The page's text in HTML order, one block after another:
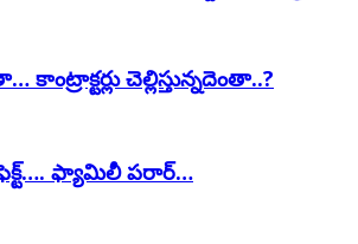
కాంట్రాక్టర్లు చెల్లిస్తున్నదెంతా..?
ఫ్యామిలీ పరార్…